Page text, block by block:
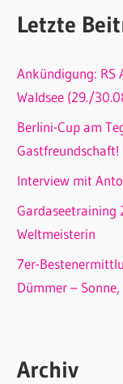
Letzte
Ankündigung: RS
Waldsee (29./
Berlini-Cup am
Gastfreundschaft!
Interview mit
Gardaseetraining
Weltmeisterin
7er-
Dümmer –
Archiv